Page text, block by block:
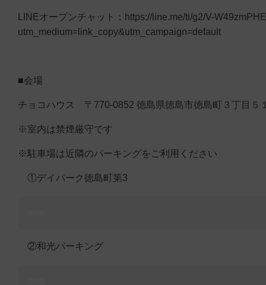
LINEオープンチャット：https://line.me/ti/g2/V-
utm_medium=link_copy&utm_campaign=default
■会場
チョコハウス 〒770-0852 徳島県徳島市徳島町３丁目５
※室内は禁煙厳守です
※駐車場は近隣のパーキングをご利用ください
①デイパーク徳島町第3
②和光パーキング